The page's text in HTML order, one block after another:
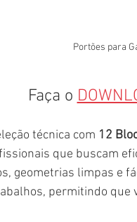
Portões para
Faça o
técnica com 12
que buscam
geometrias limpas e
permitindo que